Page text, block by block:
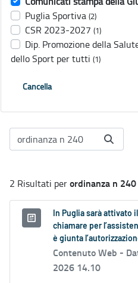
Puglia Sportiva (2)
CSR 2023-2027 (1)
Dip. Promozione della
dello Sport per tutti (1)
Cancella
2 Risultati perordinanza n 240
In Puglia sarà attivato
chiamare per
è giunta
Contenuto Web -
2026 14.10